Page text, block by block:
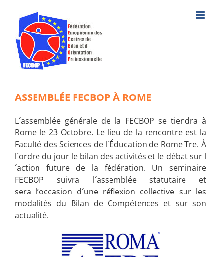
content
ASSEMBLÉE FECBOP À ROME
L´assemblée générale de la FECBOP se tiendra à
Rome le 23 Octobre. Le lieu de la rencontre est la
Faculté des Sciences de l´Éducation de Rome Tre. À
l´ordre du jour le bilan des activités et le débat sur l
´action future de la fédération. Un seminaire
FECBOP suivra l´assemblée statutaire et
sera l’occasion d´une réflexion collective sur les
modalités du Bilan de Compétences et sur son
actualité.